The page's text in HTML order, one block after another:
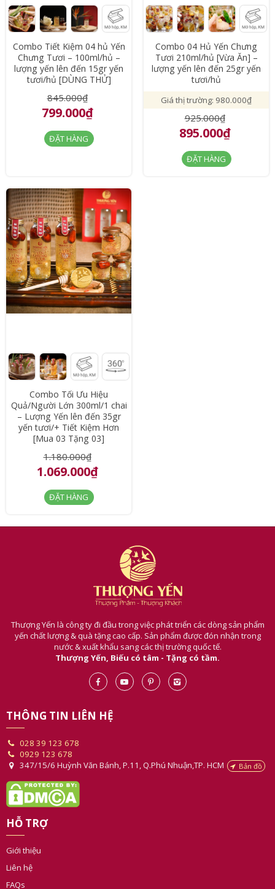
Combo Tiết Kiệm 04 hủ Yến
Chưng Tươi – 100ml/hủ –
lượng yến lên đến 15gr yến
tươi/hủ [DÙNG THỬ]
845.000₫
799.000₫
ĐẶT HÀNG
Combo 04 Hủ Yến Chưng
Tươi 210ml/hủ [Vừa Ăn] –
lượng yến lên đến 25gr yến
tươi/hủ
Giá thị trường: 980.000₫
925.000₫
895.000₫
ĐẶT HÀNG
Combo Tối Ưu Hiệu
Quả/Người Lớn 300ml/1 chai
– Lượng Yến lên đến 35gr
yến tươi/+ Tiết Kiệm Hơn
[Mua 03 Tặng 03]
1.180.000₫
1.069.000₫
ĐẶT HÀNG
Thượng Yến là công ty đi đầu trong việc phát triển các dòng sản phẩm
yến chất lượng & quà tặng cao cấp. Sản phẩm được đón nhận trong
nước & xuất khẩu sang các thị trường quốc tế.
Thượng Yến, Biếu có tâm - Tặng có tầm.
THÔNG TIN LIÊN HỆ
028 39 123 678
0929 123 678
347/15/6 Huỳnh Văn Bánh, P.11, Q.Phú Nhuận,TP. HCM
Bản đồ
HỖ TRỢ
Giới thiệu
Liên hệ
FAQs